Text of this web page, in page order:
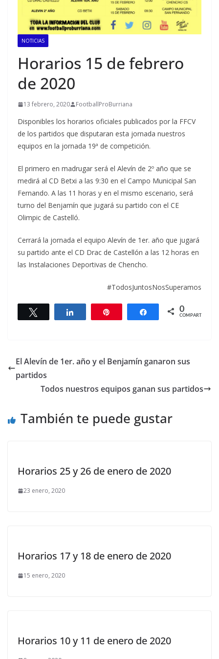
NOTICIAS
Horarios 15 de febrero
de 2020
13 febrero, 2020 FootballProBurriana
Disponibles los horarios oficiales publicados por la FFCV
de los partidos que disputaran esta jornada nuestros
equipos en la jornada 19ª de competición.
El primero en madrugar será el Alevín de 2º año que se
medirá al CD Betxi a las 9:30 en el Campo Municipal San
Fernando. A las 11 horas y en el mismo escenario, será
turno del Benjamín que jugará su partido con el CE
Olimpic de Castelló.
Cerrará la jornada el equipo Alevín de 1er. año que jugará
su partido ante el CD Drac de Castellón a las 12 horas en
las Instalaciones Deportivas de Chencho.
#TodosJuntosNosSuperamos
Twittear Compartir Compartir
0
COMPARTIR
El Alevín de 1er. año y el Benjamín ganaron sus
partidos
Todos nuestros equipos ganan sus partidos
También te puede gustar
Horarios 25 y 26 de enero de 2020
23 enero, 2020
Horarios 17 y 18 de enero de 2020
15 enero, 2020
Horarios 10 y 11 de enero de 2020